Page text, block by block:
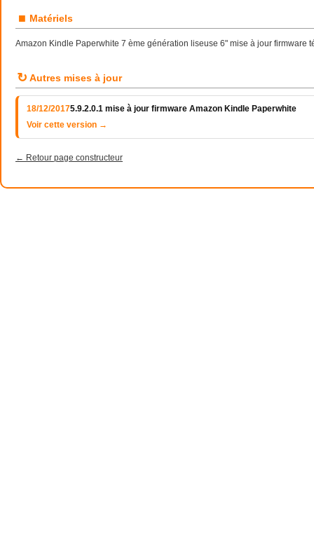
■ Matériels
Amazon Kindle Paperwhite 7 ème génération liseuse 6" mise à jour firmware
↻ Autres mises à jour
18/12/20175.9.2.0.1 mise à jour firmware Amazon Kindle Paperwhite
Voir cette version →
← Retour page constructeur